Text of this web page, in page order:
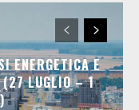
ENERGETICA E
(27 LUGLIO – 1